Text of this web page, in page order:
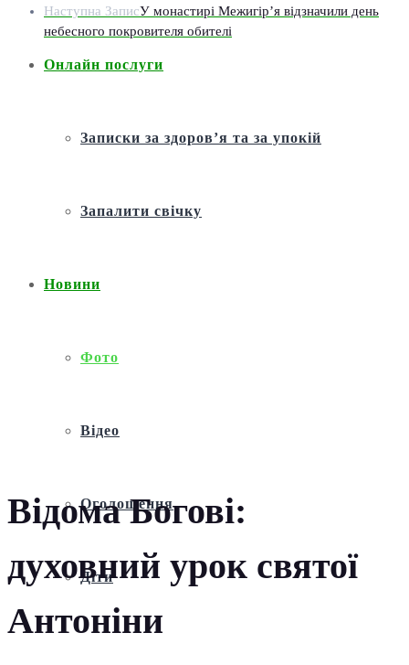
Онлайн послуги
Записки за здоров’я та за упокій
Запалити свічку
Новини
Фото
Відео
Оголошення
Діти
Відома Богові:
духовний урок святої
Антоніни
Наступна ЗаписУ монастирі Межигір’я відзначили день
небесного покровителя обителі